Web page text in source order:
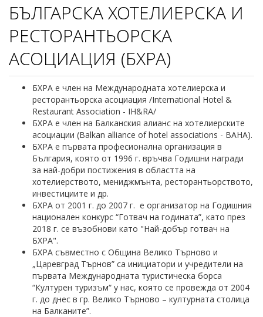
БЪЛГАРСКА ХОТЕЛИЕРСКА И
РЕСТОРАНТЬОРСКА
АСОЦИАЦИЯ (БХРА)
БХРА e член на Международната хотелиерска и
ресторантьорска асоциация /International Hotel &
Restaurant Association - IH&RA/
БХРА е член на Балканския алианс на хотелиерските
асоциации (Balkan alliance of hotel associations - BAHA).
БХРА е първата професионална организация в
България, която от 1996 г. връчва Годишни награди
за най-добри постижения в областта на
хотелиерството, мениджмънта, ресторантьорството,
инвестициите и др.
БХРА от 2001 г. до 2007 г. е организатор на Годишния
национален конкурс “Готвач на годината”, като през
2018 г. се възобнови като "Най-добър готвач на
БХРА".
БХРА съвместно с Община Велико Търново и
„Царевград Търнов” са инициатори и учредители на
първата Международната туристическа борса
“Културен туризъм“ у нас, която се провежда от 2004
г. до днес в гр. Велико Търново – културната столица
на Балканите”.